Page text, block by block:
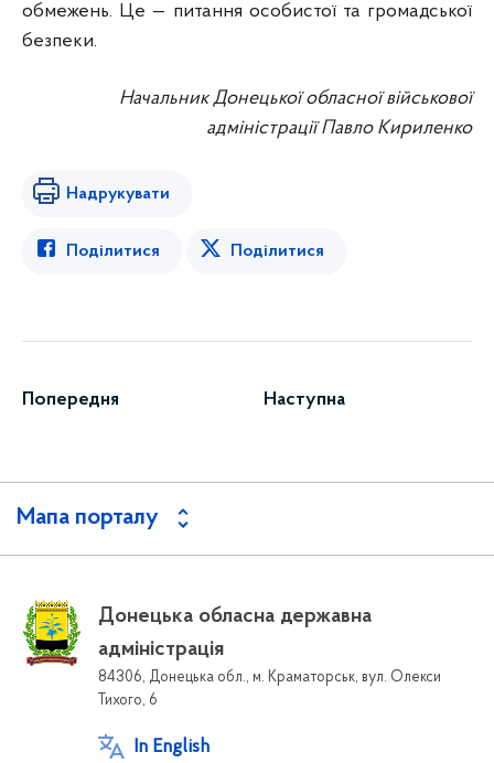
обмежень. Це — питання особистої та громадської
безпеки.
Начальник Донецької обласної військової
адміністрації Павло Кириленко
Надрукувати
Поділитися Поділитися
Попередня Наступна
Мапа порталу
Донецька обласна державна
адміністрація
84306, Донецька обл., м. Краматорськ, вул. Олекси
Тихого, 6
In English